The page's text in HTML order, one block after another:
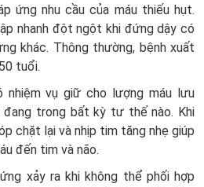
ứng nhu cầu của máu thiếu hụt.
nhanh đột ngột khi đứng dậy có
khác. Thông thường, bệnh xuất
tuổi.
nhiệm vụ giữ cho lượng máu lưu
trong bất kỳ tư thế nào. Khi
chặt lại và nhịp tim tăng nhẹ giúp
đến tim và não.
xảy ra khi không thể phối hợp